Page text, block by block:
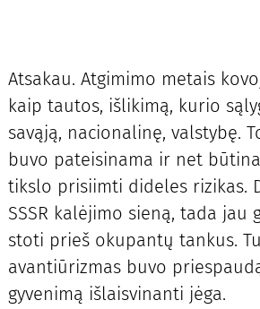
Atsakau. Atgimimo metais
kaip tautos, išlikimą, kurio
savąją, nacionalinę, valstybę.
buvo pateisinama ir net
tikslo prisiimti dideles rizikas.
SSSR kalėjimo sieną, tada jau
stoti prieš okupantų tankus.
avantiūrizmas buvo
gyvenimą išlaisvinanti jėga.